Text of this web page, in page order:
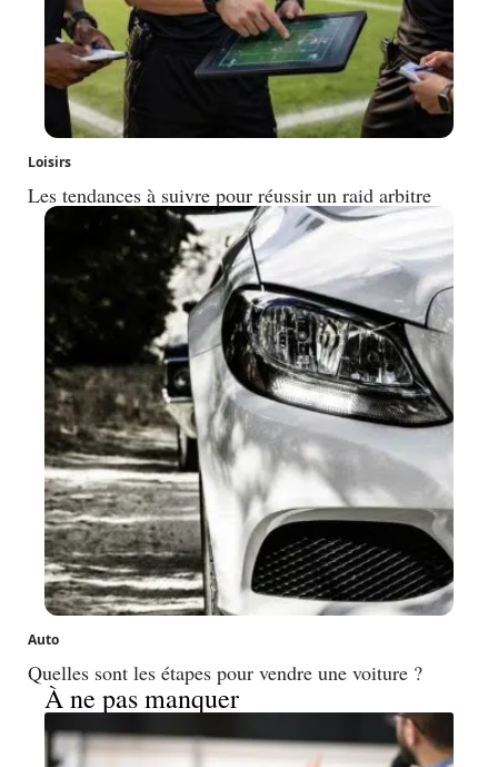
Loisirs
Les tendances à suivre pour réussir un raid arbitre
Auto
Quelles sont les étapes pour vendre une voiture ?
À ne pas manquer